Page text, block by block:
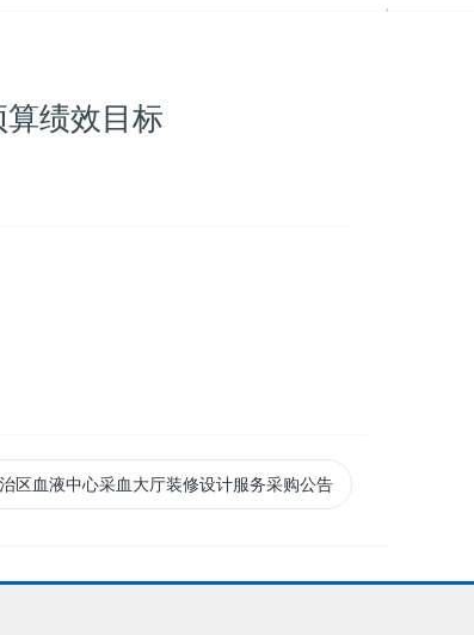
绩效目标
区血液中心采血大厅装修设计服务采购公告